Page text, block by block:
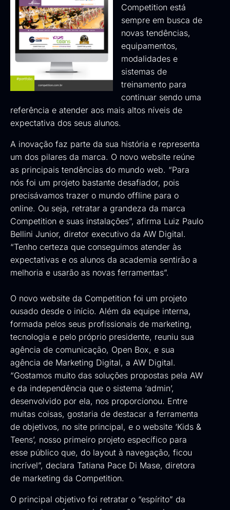
Competition está
sempre em busca de
novas tendências,
equipamentos,
modalidades e
sistemas de
treinamento para
continuar sendo uma
referência e atender aos mais altos níveis de
expectativa dos seus alunos.
A inovação faz parte da sua história e representa
um dos pilares da marca. O novo website reúne
as principais tendências do mundo web. “Para
nós foi um projeto bastante desafiador, pois
precisávamos trazer o mundo offline para o
online. Ou seja, retratar a grandeza da marca
Competition e suas instalações”, afirma Luiz Paulo
Bellini Junior, diretor executivo da AW Digital.
“Tenho certeza que conseguimos atender às
expectativas e os alunos da academia sentirão a
melhoria e usarão as novas ferramentas”.
O novo website da Competition foi um projeto
ousado desde o início. Além da equipe interna,
formada pelos seus profissionais de marketing,
tecnologia e pelo próprio presidente, reuniu sua
agência de comunicação, Open Box, e sua
agência de Marketing Digital, a AW Digital.
“Gostamos muito das soluções propostas pela AW
e da independência que o sistema ‘admin’,
desenvolvido por ela, nos proporcionou. Entre
muitas coisas, gostaria de destacar a ferramenta
de objetivos, no site principal, e o website ‘Kids &
Teens’, nosso primeiro projeto específico para
esse público que, do layout à navegação, ficou
incrível”, declara Tatiana Pace Di Mase, diretora
de marketing da Competition.
O principal objetivo foi retratar o “espírito” da